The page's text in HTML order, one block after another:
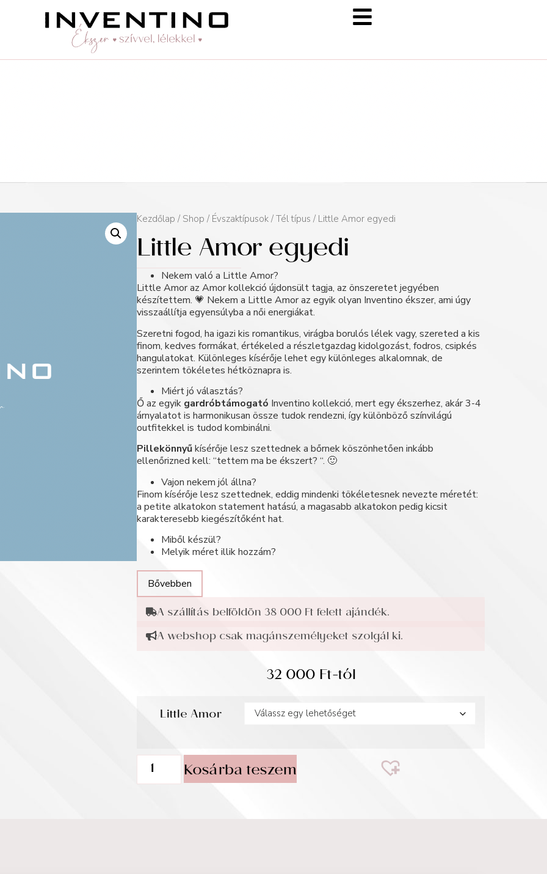
Kezdőlap / Shop / Évszaktípusok / Tél típus / Little Amor egyedi
Little Amor egyedi
Nekem való a Little Amor?
Little Amor az Amor kollekció újdonsült tagja, az önszeretet jegyében
készítettem. 💗 Nekem a Little Amor az egyik olyan Inventino ékszer, ami úgy
visszaállítja egyensúlyba a női energiákat.
Szeretni fogod, ha igazi kis romantikus, virágba borulós lélek vagy, szereted a kis
finom, kedves formákat, értékeled a részletgazdag kidolgozást, fodros, csipkés
hangulatokat. Különleges kísérője lehet egy különleges alkalomnak, de
szerintem tökéletes hétköznapra is.
Miért jó választás?
Ő az egyik gardróbtámogató Inventino kollekció, mert egy ékszerhez, akár 3-4
árnyalatot is harmonikusan össze tudok rendezni, így különböző színvilágú
outfitekkel is tudod kombinálni.
Pillekönnyűkísérője lesz szettednek a bőrnek köszönhetően inkább
ellenőrizned kell: “tettem ma be ékszert? “. 🙂
Vajon nekem jól állna?
Finom kísérője lesz szettednek, eddig mindenki tökéletesnek nevezte méretét:
a petite alkatokon statement hatású, a magasabb alkatokon pedig kicsit
karakteresebb kiegészítőként hat.
Miből készül?
Melyik méret illik hozzám?
Bővebben
A szállítás belföldön 38 000 Ft felett ajándék.
A webshop csak magánszemélyeket szolgál ki.
32 000Ft-tól
Little Amor
Kosárba teszem